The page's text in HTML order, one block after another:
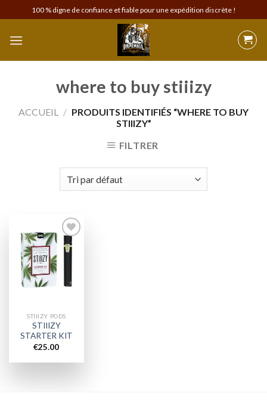
to
content
100 % digne de confiance et fiable pour une expédition discrète !
where to buy stiiizy
ACCUEIL / PRODUITS IDENTIFIÉS “WHERE TO BUY
STIIIZY”
FILTRER
Add to
wishlist
STIIIZY PODS
STIIIZY
STARTER KIT
€25.00